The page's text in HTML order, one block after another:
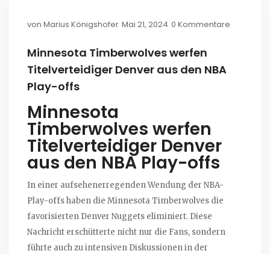
von Marius Königshofer Mai 21, 2024 0 Kommentare
Minnesota Timberwolves werfen
Titelverteidiger Denver aus den NBA
Play-offs
Minnesota
Timberwolves werfen
Titelverteidiger Denver
aus den NBA Play-offs
In einer aufsehenerregenden Wendung der NBA-
Play-offs haben die Minnesota Timberwolves die
favorisierten Denver Nuggets eliminiert. Diese
Nachricht erschütterte nicht nur die Fans, sondern
führte auch zu intensiven Diskussionen in der